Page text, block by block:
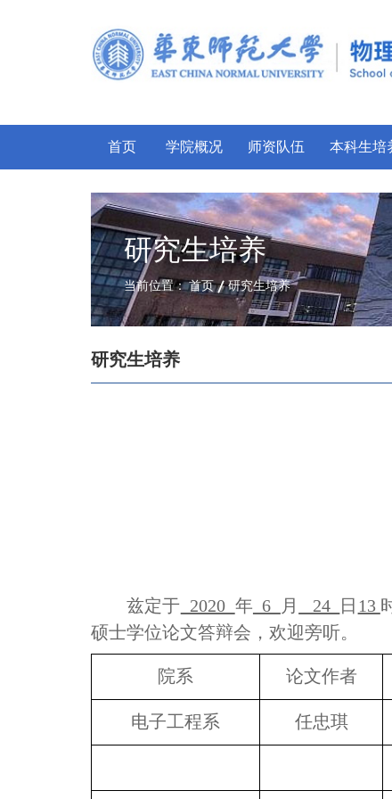
首页 学院概况 师资队伍 本科生培
研究生培养
当前位置：首页 研究生培养
研究生培养
兹定于 2020 年 6 月 24 日 13
硕士学位论文答辩会，欢迎旁听。
院系 论文作者
电子工程系 任忠琪